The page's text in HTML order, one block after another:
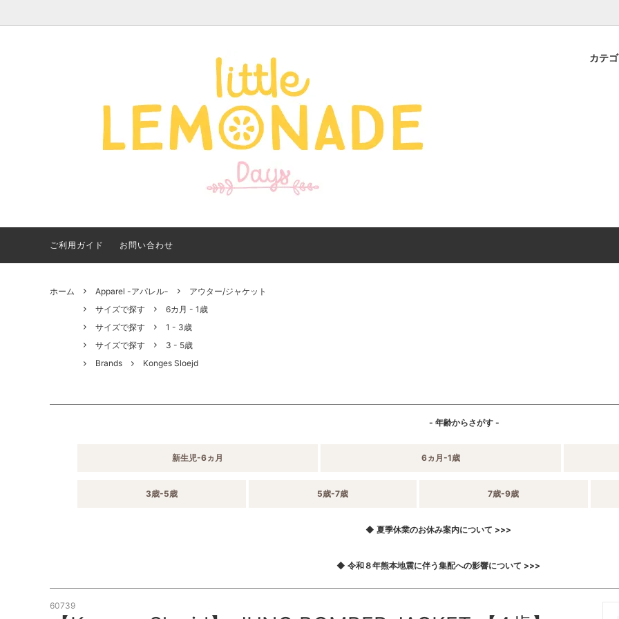
カテ
Apparel -アパレル- Goods - 雑貨 -
サイズで探す Brands
【夏アイテム特集】 2026
年最新！子ども用水着・浮
き輪 アイテム
【出産ギフト特集】 出産祝
いにおすすめのアイテムを
ご紹介
ご利用ガイド お問い合わせ
ホーム Apparel -アパレル-
アウター/ジャケット
サイズで探す
6カ月 - 1歳
サイズで探す
1 - 3歳
サイズで探す
3 - 5歳
Brands
Konges Sloejd
- 年齢からさがす -
新生児-6ヵ月 6ヵ月-1歳
3歳-5歳 5歳-7歳 7歳-9歳
◆ 夏季休業のお休み案内について >>>
◆ 令和８年熊本地震に伴う集配への影響について >>>
60739